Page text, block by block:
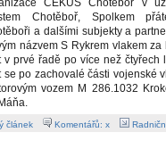
CEKUS Chotěboř v
Chotěboř, Spolkem
a dalšími subjekty a
názvem S Rykrem vlakem za
v prvé řadě po více než čtyřech
se po zachovalé části vojenské
vozem M 286.1032
článek Komentářů: x